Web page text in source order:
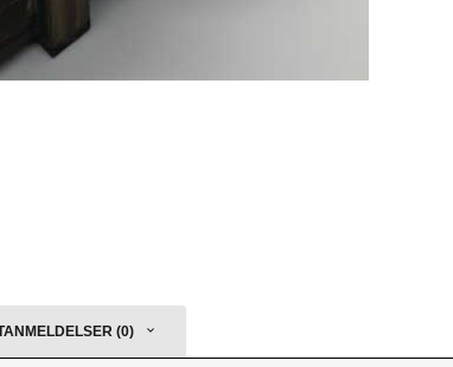
(0)